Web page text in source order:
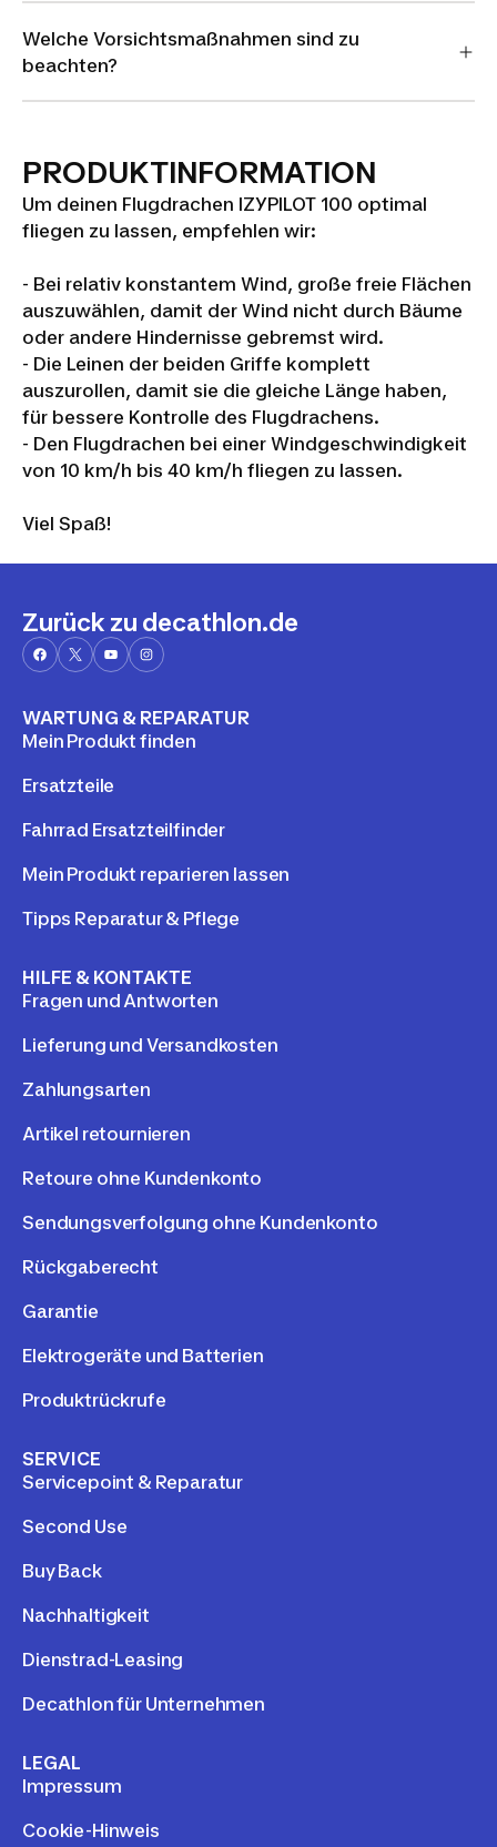
Welche Vorsichtsmaßnahmen sind zu
beachten?
PRODUKTINFORMATION
Um deinen Flugdrachen IZYPILOT 100 optimal
fliegen zu lassen, empfehlen wir:
- Bei relativ konstantem Wind, große freie Flächen
auszuwählen, damit der Wind nicht durch Bäume
oder andere Hindernisse gebremst wird.
- Die Leinen der beiden Griffe komplett
auszurollen, damit sie die gleiche Länge haben,
für bessere Kontrolle des Flugdrachens.
- Den Flugdrachen bei einer Windgeschwindigkeit
von 10 km/h bis 40 km/h fliegen zu lassen.
Viel Spaß!
Zurück zu decathlon.de
WARTUNG & REPARATUR
Mein Produkt finden
Ersatzteile
Fahrrad Ersatzteilfinder
Mein Produkt reparieren lassen
Tipps Reparatur & Pflege
HILFE & KONTAKTE
Fragen und Antworten
Lieferung und Versandkosten
Zahlungsarten
Artikel retournieren
Retoure ohne Kundenkonto
Sendungsverfolgung ohne Kundenkonto
Rückgaberecht
Garantie
Elektrogeräte und Batterien
Produktrückrufe
SERVICE
Servicepoint & Reparatur
Second Use
Buy Back
Nachhaltigkeit
Dienstrad-Leasing
Decathlon für Unternehmen
LEGAL
Impressum
Cookie-Hinweis